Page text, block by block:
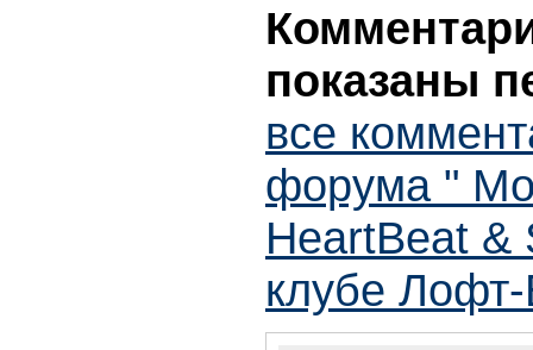
показаны
все
форума "
HeartBeat &
клубе